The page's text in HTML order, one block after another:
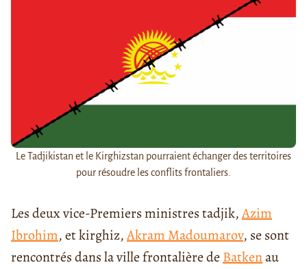
Le Tadjikistan et le Kirghizstan pourraient échanger des territoires
pour résoudre les conflits frontaliers.
Les deux vice-Premiers ministres tadjik,Azim
Ibrohim, et kirghiz,Akram Madoumarov, se sont
rencontrés dans la ville frontalière de Batkenau